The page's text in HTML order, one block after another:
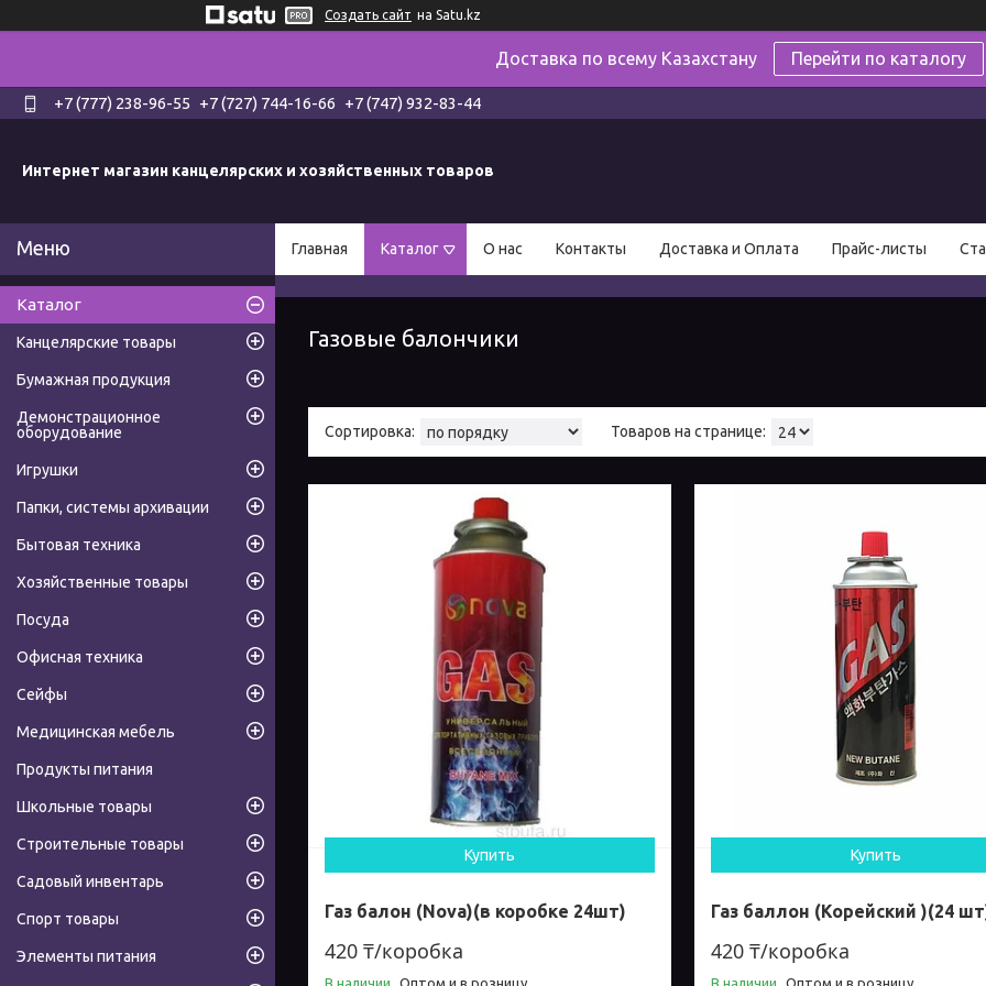
Создать сайт на Satu.kz
Доставка по всему Казахстану Перейти по каталогу
+7 (777) 238-96-55 +7 (727) 744-16-66 +7 (747) 932-83-44
Интернет магазин канцелярских и хозяйственных товаров
Главная Каталог О нас Контакты Доставка и Оплата Прайс-листы
Газовые балончики
Купить
Газ балон (Nova)(в коробке 24шт)
420 ₸/коробка
Купить
Газ баллон (Корейский )(24
420 ₸/коробка
Каталог
Канцелярские товары
Бумажная продукция
Демонстрационное
оборудование
Игрушки
Папки, системы архивации
Бытовая техника
Хозяйственные товары
Посуда
Офисная техника
Сейфы
Медицинская мебель
Продукты питания
Школьные товары
Строительные товары
Садовый инвентарь
Спорт товары
Элементы питания